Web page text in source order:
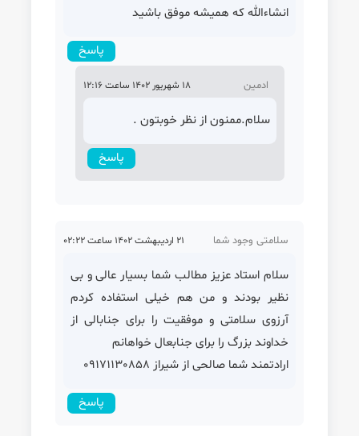
انشاءالله که همیشه موفق باشید
پاسخ
ادمین 18 شهریور 1402 ساعت 12:16
سلام.ممنون از نظر خوبتون .
پاسخ
سلامتی وجود شما 21 اردیبهشت 1402 ساعت 02:22
سلام استاد عزیز مطالب شما بسیار عالی و بی
نظیر بودند و من هم خیلی استفاده کردم
آرزوی سلامتی و موفقیت را برای جنابالی از
خداوند بزرگ را برای جنابعال خواهانم
ارادتمند شما صالحی از شیراز 09171130858
پاسخ